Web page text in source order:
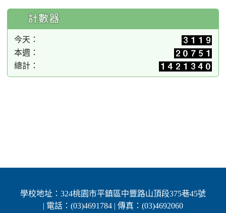
計數器
今天：
本週：
總計：
學校地址：324桃園市平鎮區中豐路山頂段375巷45號
| 電話：(03)4691784 | 傳真：(03)4692060